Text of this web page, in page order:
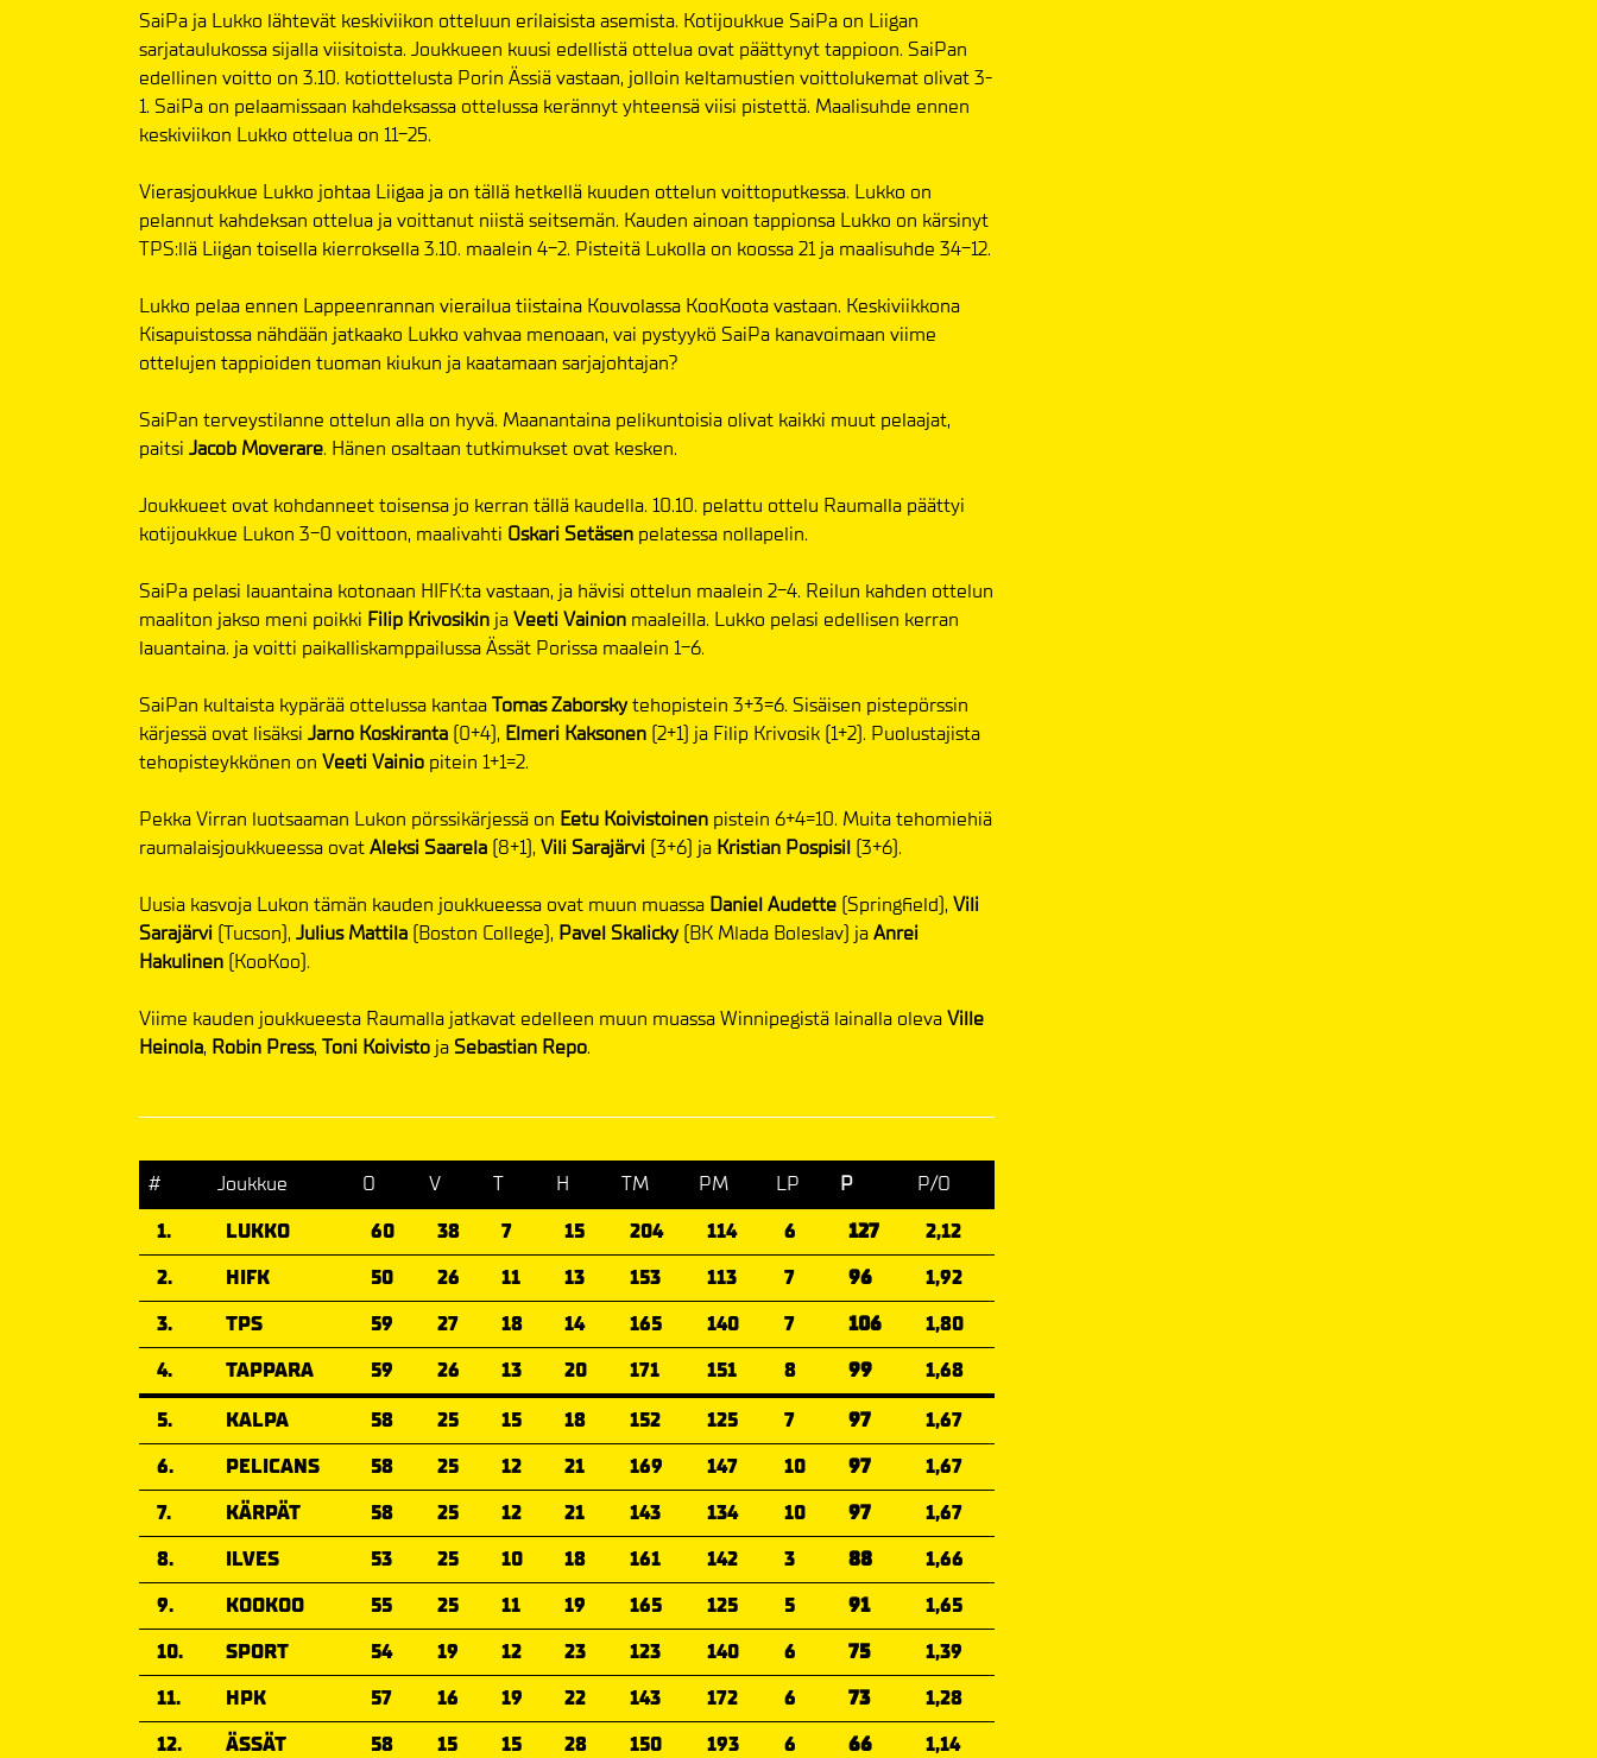
SaiPa ja Lukko lähtevät keskiviikon otteluun erilaisista asemista. Kotijoukkue SaiPa on Liigan
sarjataulukossa sijalla viisitoista. Joukkueen kuusi edellistä ottelua ovat päättynyt tappioon. SaiPan
edellinen voitto on 3.10. kotiottelusta Porin Ässiä vastaan, jolloin keltamustien voittolukemat olivat 3-
1. SaiPa on pelaamissaan kahdeksassa ottelussa kerännyt yhteensä viisi pistettä. Maalisuhde ennen
keskiviikon Lukko ottelua on 11-25.
Vierasjoukkue Lukko johtaa Liigaa ja on tällä hetkellä kuuden ottelun voittoputkessa. Lukko on
pelannut kahdeksan ottelua ja voittanut niistä seitsemän. Kauden ainoan tappionsa Lukko on kärsinyt
TPS:llä Liigan toisella kierroksella 3.10. maalein 4-2. Pisteitä Lukolla on koossa 21 ja maalisuhde 34-12.
Lukko pelaa ennen Lappeenrannan vierailua tiistaina Kouvolassa KooKoota vastaan. Keskiviikkona
Kisapuistossa nähdään jatkaako Lukko vahvaa menoaan, vai pystyykö SaiPa kanavoimaan viime
ottelujen tappioiden tuoman kiukun ja kaatamaan sarjajohtajan?
SaiPan terveystilanne ottelun alla on hyvä. Maanantaina pelikuntoisia olivat kaikki muut pelaajat,
paitsi Jacob Moverare. Hänen osaltaan tutkimukset ovat kesken.
Joukkueet ovat kohdanneet toisensa jo kerran tällä kaudella. 10.10. pelattu ottelu Raumalla päättyi
kotijoukkue Lukon 3-0 voittoon, maalivahti Oskari Setäsen pelatessa nollapelin.
SaiPa pelasi lauantaina kotonaan HIFK:ta vastaan, ja hävisi ottelun maalein 2-4. Reilun kahden ottelun
maaliton jakso meni poikki Filip Krivosikin jaVeeti Vainion maaleilla. Lukko pelasi edellisen kerran
lauantaina. ja voitti paikalliskamppailussa Ässät Porissa maalein 1-6.
SaiPan kultaista kypärää ottelussa kantaaTomas Zaborskytehopistein 3+3=6. Sisäisen pistepörssin
kärjessä ovat lisäksi Jarno Koskiranta (0+4), Elmeri Kaksonen (2+1) ja Filip Krivosik (1+2). Puolustajista
tehopisteykkönen on Veeti Vainio pitein 1+1=2.
Pekka Virran luotsaaman Lukon pörssikärjessä on Eetu Koivistoinen pistein 6+4=10. Muita tehomiehiä
raumalaisjoukkueessa ovatAleksi Saarela (8+1), Vili Sarajärvi (3+6) ja Kristian Pospisil (3+6).
Uusia kasvoja Lukon tämän kauden joukkueessa ovat muun muassa Daniel Audette (Springfield), Vili
Sarajärvi (Tucson), Julius Mattila (Boston College), Pavel Skalicky (BK Mlada Boleslav) jaAnrei
Hakulinen (KooKoo).
Viime kauden joukkueesta Raumalla jatkavat edelleen muun muassa Winnipegistä lainalla olevaVille
Heinola, Robin Press, Toni Koivisto ja Sebastian Repo.
# Joukkue O V T H TM PM LP P
P/O
1.
LUKKO 60 38 7 15 204 114 6 127
2,12
2.
HIFK 50 26 11 13 153 113 7 96
1,92
3.
TPS 59 27 18 14 165 140 7 106
1,80
4.
TAPPARA 59 26 13 20 171 151 8 99
1,68
5.
KALPA 58 25 15 18 152 125 7 97
1,67
6.
PELICANS 58 25 12 21 169 147 10 97
1,67
7.
KÄRPÄT 58 25 12 21 143 134 10 97
1,67
8.
ILVES 53 25 10 18 161 142 3 88
1,66
9.
KOOKOO 55 25 11 19 165 125 5 91
1,65
10.
SPORT 54 19 12 23 123 140 6 75
1,39
11.
HPK 57 16 19 22 143 172 6 73
1,28
12.
ÄSSÄT 58 15 15 28 150 193 6 66
1,14